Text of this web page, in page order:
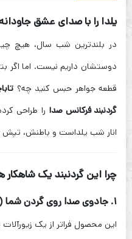
یلدا را با صدای عشق
در بلندترین شب سال، هیچ
دوستشان داریم نیست. اما اگر
قطعه جواهر حبس کنید چه؟
گردنبند فرکانس صدا را طراحی
انار شب یلداست و باطنش،
چرا این گردنبند یک
۱. جادوی صدا روی گردن شما (پلاک فرکانس صدا)
این محصول فراتر از یک